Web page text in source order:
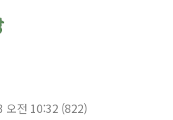
전 10:32 (822)